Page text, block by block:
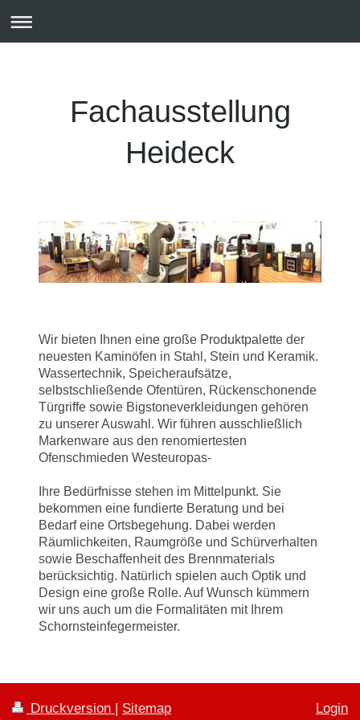
Fachausstellung
Heideck
Wir bieten Ihnen eine große Produktpalette der
neuesten Kaminöfen in Stahl, Stein und Keramik.
Wassertechnik, Speicheraufsätze,
selbstschließende Ofentüren, Rückenschonende
Türgriffe sowie Bigstoneverkleidungen gehören
zu unserer Auswahl. Wir führen ausschließlich
Markenware aus den renomiertesten
Ofenschmieden Westeuropas-
Ihre Bedürfnisse stehen im Mittelpunkt. Sie
bekommen eine fundierte Beratung und bei
Bedarf eine Ortsbegehung. Dabei werden
Räumlichkeiten, Raumgröße und Schürverhalten
sowie Beschaffenheit des Brennmaterials
berücksichtig. Natürlich spielen auch Optik und
Design eine große Rolle. Auf Wunsch kümmern
wir uns auch um die Formalitäten mit Ihrem
Schornsteinfegermeister.
Druckversion | Sitemap
Login